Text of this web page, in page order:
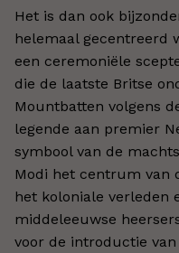
Het is dan ook
helemaal gecentreerd
een ceremoniële
die de laatste Britse
Mountbatten volgens
legende aan premier
symbool van de
Modi het centrum van
het koloniale verleden
middeleeuwse
voor de introductie